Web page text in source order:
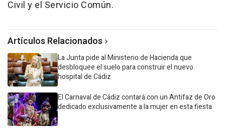
Civil y el Servicio Común.
Artículos Relacionados
La Junta pide al Ministerio de Hacienda que
desbloquee el suelo para construir el nuevo
hospital de Cádiz
El Carnaval de Cádiz contará con un Antifaz de Oro
dedicado exclusivamente a la mujer en esta fiesta